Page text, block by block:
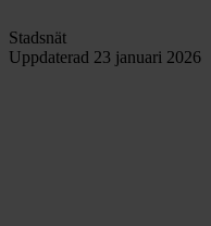
Stadsnät
Uppdaterad 23 januari 2026